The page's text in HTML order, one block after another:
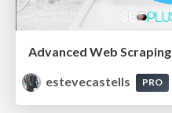
Advanced Web Scraping
estevecastells
PRO